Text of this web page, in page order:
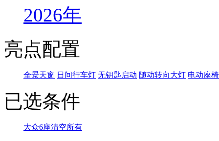
2026年
亮点配置
全景天窗 日间行车灯 无钥匙启动 随动转向大灯 电动座椅
已选条件
大众6座清空所有